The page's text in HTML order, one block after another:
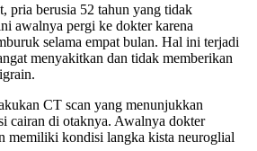
pria berusia 52 tahun yang tidak
awalnya pergi ke dokter karena
selama empat bulan. Hal ini terjadi
menyakitkan dan tidak memberikan
CT scan yang menunjukkan
cairan di otaknya. Awalnya dokter
memiliki kondisi langka kista neuroglial